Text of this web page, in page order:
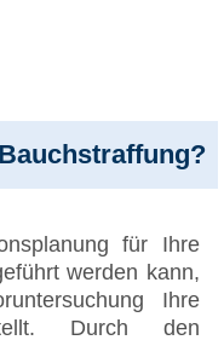
für Ihre
werden kann,
Ihre
Durch den